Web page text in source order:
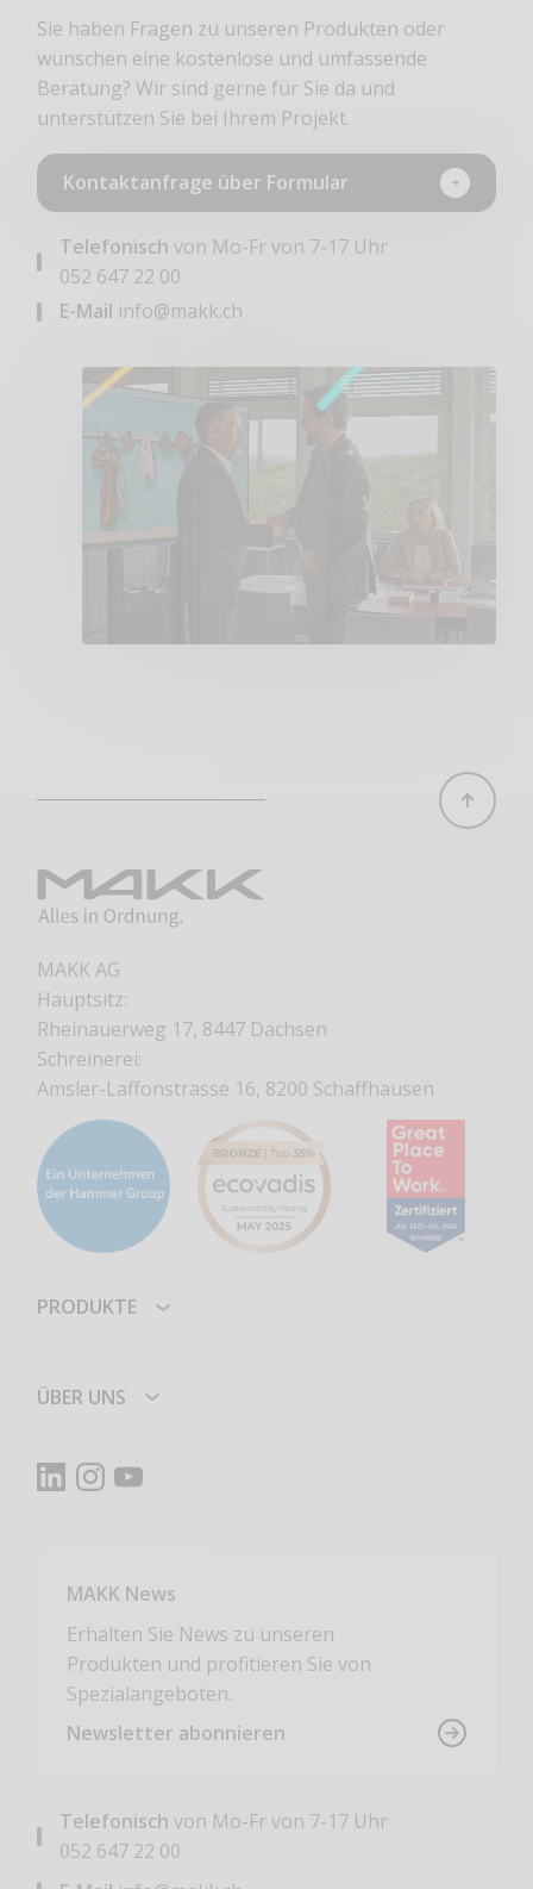
Sie haben Fragen zu unseren Produkten oder
wünschen eine kostenlose und umfassende
Beratung? Wir sind gerne für Sie da und
unterstützen Sie bei Ihrem Projekt.
Kontaktanfrage über Formular
Telefonisch von Mo-Fr von 7-17 Uhr
052 647 22 00
E-Mail info@makk.ch
MAKK AG
Hauptsitz:
Rheinauerweg 17, 8447 Dachsen
Schreinerei:
Amsler-Laffonstrasse 16, 8200 Schaffhausen
PRODUKTE
ÜBER UNS
MAKK News
Erhalten Sie News zu unseren
Produkten und profitieren Sie von
Spezialangeboten.
Newsletter abonnieren
Telefonisch von Mo-Fr von 7-17 Uhr
052 647 22 00